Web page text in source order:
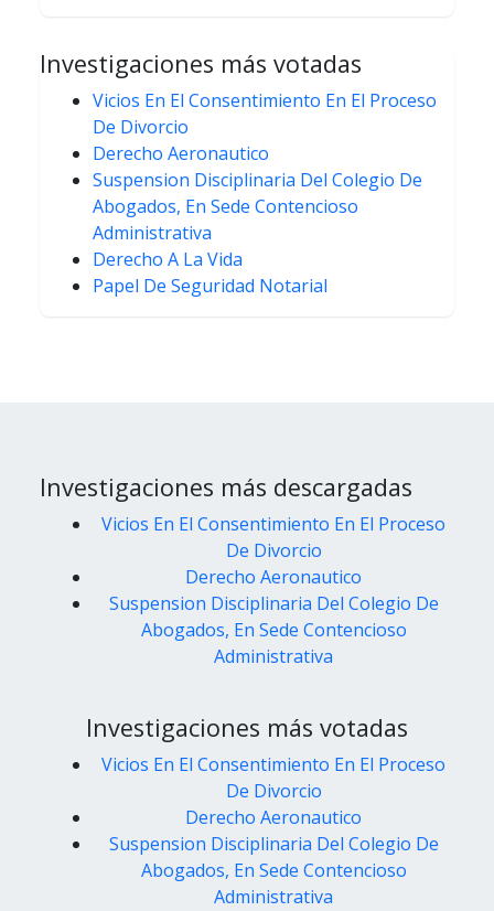
Investigaciones más votadas
Vicios En El Consentimiento En El Proceso
De Divorcio
Derecho Aeronautico
Suspension Disciplinaria Del Colegio De
Abogados, En Sede Contencioso
Administrativa
Derecho A La Vida
Papel De Seguridad Notarial
Investigaciones más descargadas
Vicios En El Consentimiento En El Proceso
De Divorcio
Derecho Aeronautico
Suspension Disciplinaria Del Colegio De
Abogados, En Sede Contencioso
Administrativa
Investigaciones más votadas
Vicios En El Consentimiento En El Proceso
De Divorcio
Derecho Aeronautico
Suspension Disciplinaria Del Colegio De
Abogados, En Sede Contencioso
Administrativa